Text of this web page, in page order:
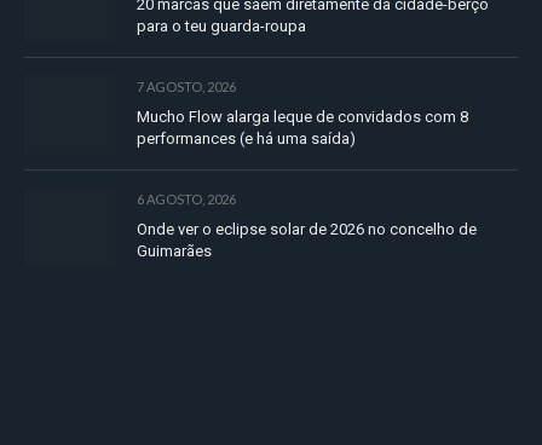
20 marcas que saem diretamente da cidade-berço
para o teu guarda-roupa
7 AGOSTO, 2026
Mucho Flow alarga leque de convidados com 8
performances (e há uma saída)
6 AGOSTO, 2026
Onde ver o eclipse solar de 2026 no concelho de
Guimarães